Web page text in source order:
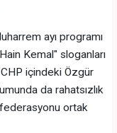
ayı programı
Kemal" sloganları
içindeki Özgür
da rahatsızlık
ortak